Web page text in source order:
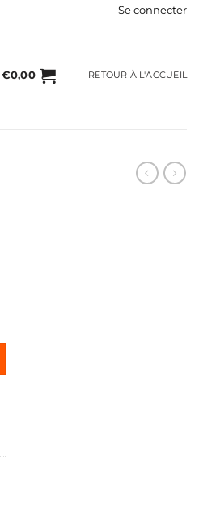
Se connecter
€0,00 RETOUR À L'ACCUEIL